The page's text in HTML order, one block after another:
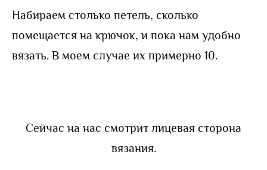
Набираем столько петель, сколько
помещается на крючок, и пока нам удобно
вязать. В моем случае их примерно 10.
Сейчас на нас смотрит лицевая сторона
вязания.